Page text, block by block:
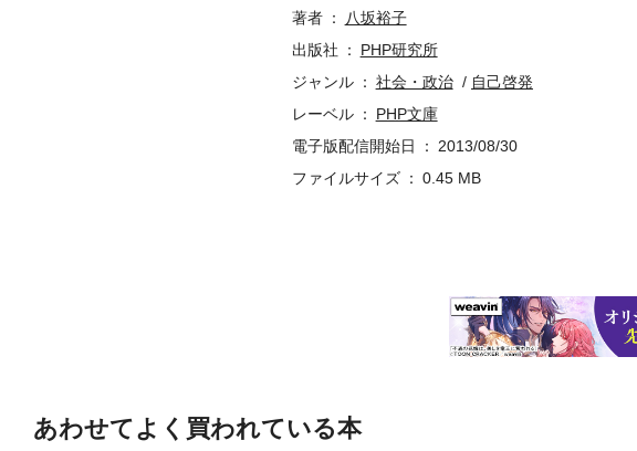
ゴールは結婚ではない」など、「ひとり時間」
年齢の数字がふえることは、“好き”との出逢い
著者
八坂裕子
出版社
PHP研究所
ジャンル
社会・政治
自己啓発
レーベル
PHP文庫
電子版配信開始日
2013/08/30
ファイルサイズ
0.45 MB
あわせてよく買われている本